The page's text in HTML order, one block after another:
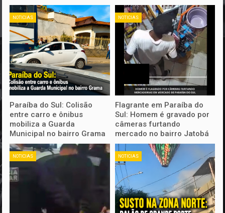
NOTICIAS
Paraíba do Sul: Colisão
entre carro e ônibus
mobiliza a Guarda
Municipal no bairro Grama
NOTICIAS
Flagrante em Paraíba do
Sul: Homem é gravado por
câmeras furtando
mercado no bairro Jatobá
NOTICIAS NOTICIAS